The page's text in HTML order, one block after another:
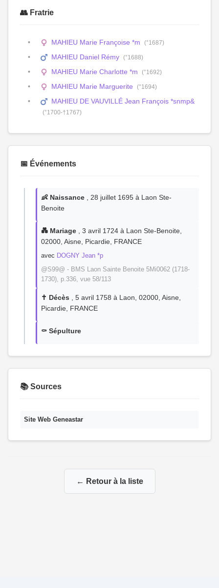
👥 Fratrie
MAHIEU Marie Françoise *m (°1687)
MAHIEU Daniel Rémy (°1688)
MAHIEU Marie Charlotte *m (°1692)
MAHIEU Marie Marguerite (°1694)
MAHIEU DE VAUVILLÉ Jean François *snmp&
(°1700-†1767)
📅 Événements
👶 Naissance , 28 juillet 1695 à Laon Ste-
Benoite
💑 Mariage , 3 avril 1724 à Laon Ste-Benoite,
02000, Aisne, Picardie, FRANCE
avec DOGNY Jean *p
@S99@ - BMS Laon Sainte Benoite 5Mi0062 (1718-
1730), p.336, vue 58/113
✝️ Décès , 5 avril 1758 à Laon, 02000, Aisne,
Picardie, FRANCE
⚰️ Sépulture
📚 Sources
Site Web Geneastar
← Retour à la liste